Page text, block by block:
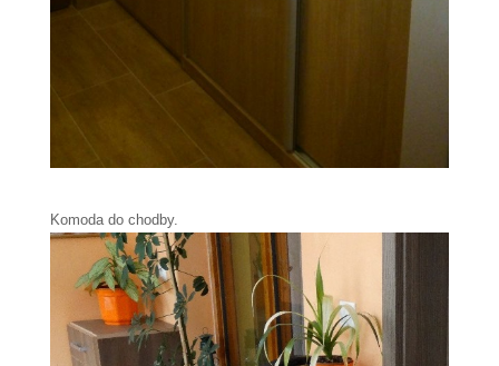
Komoda do chodby.